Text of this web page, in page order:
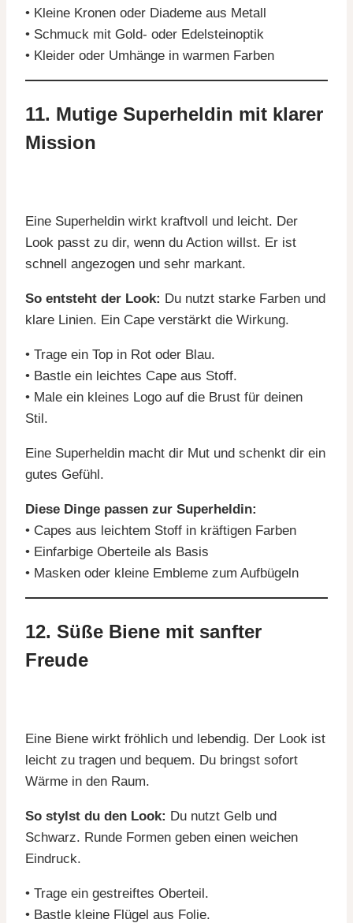
• Kleine Kronen oder Diademe aus Metall
• Schmuck mit Gold- oder Edelsteinoptik
• Kleider oder Umhänge in warmen Farben
11. Mutige Superheldin mit klarer
Mission
Eine Superheldin wirkt kraftvoll und leicht. Der
Look passt zu dir, wenn du Action willst. Er ist
schnell angezogen und sehr markant.
So entsteht der Look: Du nutzt starke Farben und
klare Linien. Ein Cape verstärkt die Wirkung.
• Trage ein Top in Rot oder Blau.
• Bastle ein leichtes Cape aus Stoff.
• Male ein kleines Logo auf die Brust für deinen
Stil.
Eine Superheldin macht dir Mut und schenkt dir ein
gutes Gefühl.
Diese Dinge passen zur Superheldin:
• Capes aus leichtem Stoff in kräftigen Farben
• Einfarbige Oberteile als Basis
• Masken oder kleine Embleme zum Aufbügeln
12. Süße Biene mit sanfter
Freude
Eine Biene wirkt fröhlich und lebendig. Der Look ist
leicht zu tragen und bequem. Du bringst sofort
Wärme in den Raum.
So stylst du den Look: Du nutzt Gelb und
Schwarz. Runde Formen geben einen weichen
Eindruck.
• Trage ein gestreiftes Oberteil.
• Bastle kleine Flügel aus Folie.